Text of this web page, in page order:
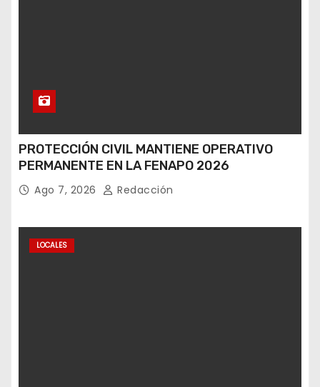
PROTECCIÓN CIVIL MANTIENE OPERATIVO
PERMANENTE EN LA FENAPO 2026
Ago 7, 2026 Redacción
LOCALES